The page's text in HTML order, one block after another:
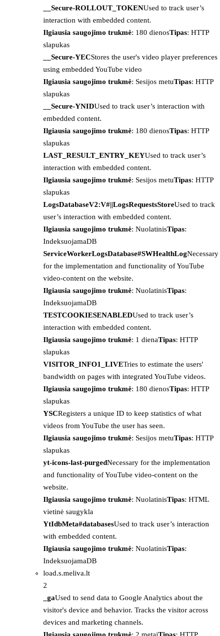
__Secure-ROLLOUT_TOKENUsed to track user’s
interaction with embedded content.
Ilgiausia saugojimo trukmė: 180 dienosTipas: HTTP
slapukas
__Secure-YECStores the user's video player preferences
using embedded YouTube video
Ilgiausia saugojimo trukmė: Sesijos metuTipas: HTTP
slapukas
__Secure-YNIDUsed to track user’s interaction with
embedded content.
Ilgiausia saugojimo trukmė: 180 dienosTipas: HTTP
slapukas
LAST_RESULT_ENTRY_KEYUsed to track user’s
interaction with embedded content.
Ilgiausia saugojimo trukmė: Sesijos metuTipas: HTTP
slapukas
LogsDatabaseV2:V#||LogsRequestsStoreUsed to track
user’s interaction with embedded content.
Ilgiausia saugojimo trukmė: NuolatinisTipas:
IndeksuojamaDB
ServiceWorkerLogsDatabase#SWHealthLogNecessary
for the implementation and functionality of YouTube
video-content on the website.
Ilgiausia saugojimo trukmė: NuolatinisTipas:
IndeksuojamaDB
TESTCOOKIESENABLEDUsed to track user’s
interaction with embedded content.
Ilgiausia saugojimo trukmė: 1 dienaTipas: HTTP
slapukas
VISITOR_INFO1_LIVETries to estimate the users'
bandwidth on pages with integrated YouTube videos.
Ilgiausia saugojimo trukmė: 180 dienosTipas: HTTP
slapukas
YSCRegisters a unique ID to keep statistics of what
videos from YouTube the user has seen.
Ilgiausia saugojimo trukmė: Sesijos metuTipas: HTTP
slapukas
yt-icons-last-purgedNecessary for the implementation
and functionality of YouTube video-content on the
website.
Ilgiausia saugojimo trukmė: NuolatinisTipas: HTML
vietinė saugykla
YtIdbMeta#databasesUsed to track user’s interaction
with embedded content.
Ilgiausia saugojimo trukmė: NuolatinisTipas:
IndeksuojamaDB
load.s.meliva.lt
2
_gaUsed to send data to Google Analytics about the
visitor's device and behavior. Tracks the visitor across
devices and marketing channels.
Ilgiausia saugojimo trukmė: 2 metaiTipas: HTTP